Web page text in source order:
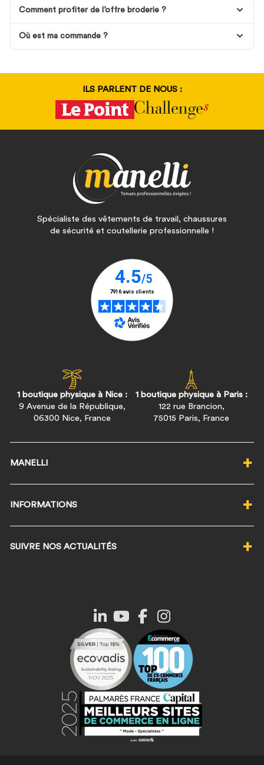
Comment profiter de l’offre broderie ?
Où est ma commande ?
ILS PARLENT DE NOUS :
Spécialiste des vêtements de travail, chaussures
de sécurité et coutellerie professionnelle !
1 boutique physique à Nice :
9 Avenue de la République,
06300 Nice, France
1 boutique physique à Paris :
122 rue Brancion,
75015 Paris, France
MANELLI
Nos labels éco-responsables
Nos valeurs
Devenir partenaire Manelli
Ils nous font confiance
Code promo Manelli
Le blog
Vêtements personnalisés
Contacter le SAV
Avis clients Manelli
INFORMATIONS
Procédure de retour
Conditions Générales de Vente
Politique de confidentialité
Mentions légales
Choisir sa taille de vêtements
Normes chaussures de sécurité
Mandats administratifs
Nos guides d'achat
SUIVRE NOS ACTUALITÉS